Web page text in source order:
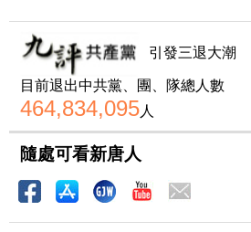
引發三退大潮
目前退出中共黨、團、隊總人數
464,834,095人
隨處可看新唐人